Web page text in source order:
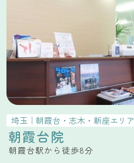
埼玉 ｜朝霞台・志木・新座エリア
朝霞台院
朝霞台駅から徒歩8分